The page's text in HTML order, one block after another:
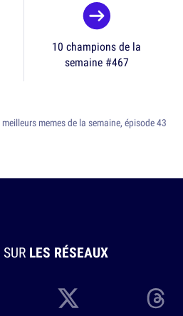
10 champions de la
semaine #467
memes de la semaine, épisode 43
LES RÉSEAUX